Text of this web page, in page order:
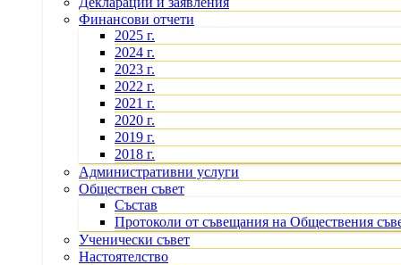
Финансови отчети
2025 г.
2024 г.
2023 г.
2022 г.
2021 г.
2020 г.
2019 г.
2018 г.
Административни услуги
Обществен съвет
Състав
Протоколи от съвещания на Обществения
Ученически съвет
Настоятелство